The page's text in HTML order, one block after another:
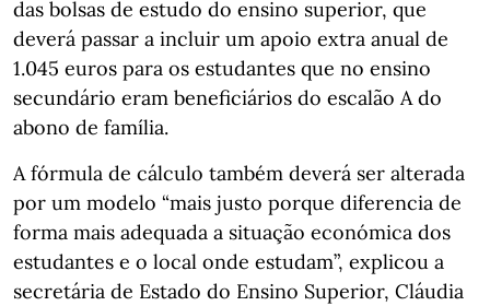
das bolsas de estudo do ensino superior, que
deverá passar a incluir um apoio extra anual de
1.045 euros para os estudantes que no ensino
secundário eram beneficiários do escalão A do
abono de família.
A fórmula de cálculo também deverá ser alterada
por um modelo “mais justo porque diferencia de
forma mais adequada a situação económica dos
estudantes e o local onde estudam”, explicou a
secretária de Estado do Ensino Superior, Cláudia